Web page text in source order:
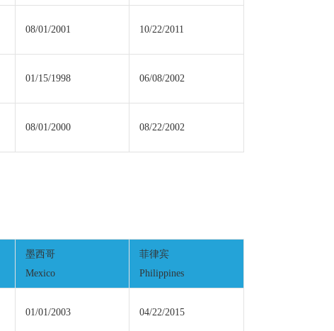
08/01/2001 10/22/2011
01/15/1998 06/08/2002
08/01/2000 08/22/2002
墨西哥
Mexico
菲律宾
Philippines
01/01/2003 04/22/2015